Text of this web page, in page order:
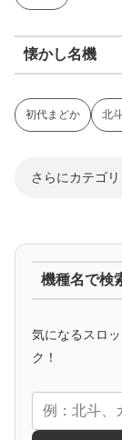
懐かし名機
初代まどか 北
さらにカテゴ
アニメタイアッ
エヴァ コード
機種名で検
気になるスロ
ク！